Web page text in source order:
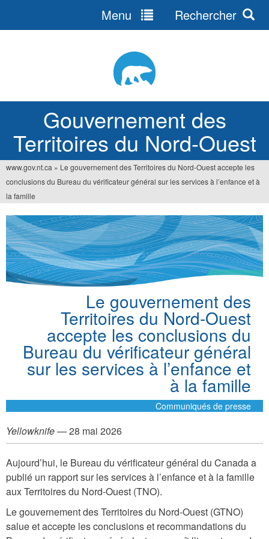
Gouvernement des
Territoires du Nord-Ouest
Menu Rechercher
Vous
êtes
ici
www.gov.nt.ca » Le gouvernement des Territoires du Nord-Ouest accepte les
conclusions du Bureau du vérificateur général sur les services à l’enfance et à
la famille
Le gouvernement des
Territoires du Nord-Ouest
accepte les conclusions du
Bureau du vérificateur général
sur les services à l’enfance et
à la famille
Communiqués de presse
Yellowknife— 28 mai 2026
Aujourd’hui, le Bureau du vérificateur général du Canada a
publié un rapport sur les services à l’enfance et à la famille
aux Territoires du Nord-Ouest (TNO).
Le gouvernement des Territoires du Nord-Ouest (GTNO)
salue et accepte les conclusions et recommandations du